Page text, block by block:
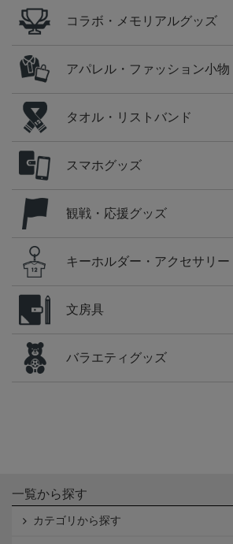
コラボ・メモリアルグッズ
アパレル・ファッション小物
タオル・リストバンド
スマホグッズ
観戦・応援グッズ
キーホルダー・アクセサリー
文房具
バラエティグッズ
一覧から探す
カテゴリから探す